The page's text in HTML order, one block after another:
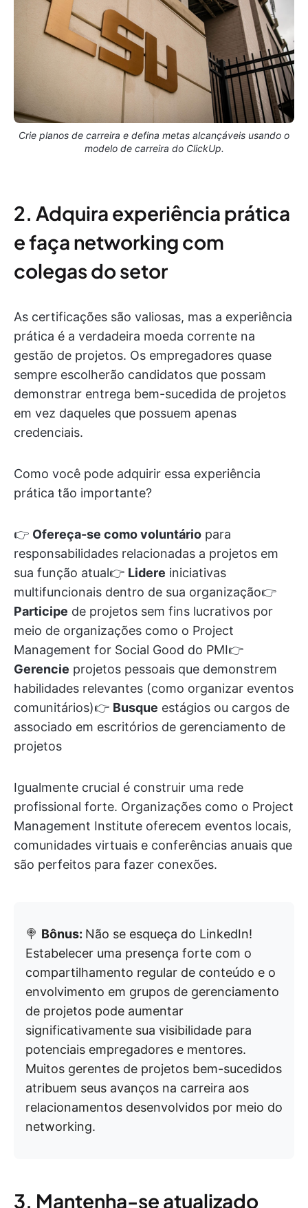
Crie planos de carreira e defina metas alcançáveis usando o
modelo de carreira do ClickUp.
2. Adquira experiência prática
e faça networking com
colegas do setor
As certificações são valiosas, mas a experiência
prática é a verdadeira moeda corrente na
gestão de projetos. Os empregadores quase
sempre escolherão candidatos que possam
demonstrar entrega bem-sucedida de projetos
em vez daqueles que possuem apenas
credenciais.
Como você pode adquirir essa experiência
prática tão importante?
👉 Ofereça-se como voluntário para
responsabilidades relacionadas a projetos em
sua função atual👉 Lidere iniciativas
multifuncionais dentro de sua organização👉
Participe de projetos sem fins lucrativos por
meio de organizações como o Project
Management for Social Good do PMI👉
Gerencie projetos pessoais que demonstrem
habilidades relevantes (como organizar eventos
comunitários)👉 Busque estágios ou cargos de
associado em escritórios de gerenciamento de
projetos
Igualmente crucial é construir uma rede
profissional forte. Organizações como o Project
Management Institute oferecem eventos locais,
comunidades virtuais e conferências anuais que
são perfeitos para fazer conexões.
🍭 Bônus: Não se esqueça do LinkedIn!
Estabelecer uma presença forte com o
compartilhamento regular de conteúdo e o
envolvimento em grupos de gerenciamento
de projetos pode aumentar
significativamente sua visibilidade para
potenciais empregadores e mentores.
Muitos gerentes de projetos bem-sucedidos
atribuem seus avanços na carreira aos
relacionamentos desenvolvidos por meio do
networking.
3. Mantenha-se atualizado